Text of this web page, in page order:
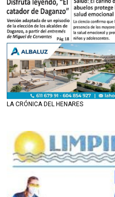
LA CRÓNICA DEL HENARES